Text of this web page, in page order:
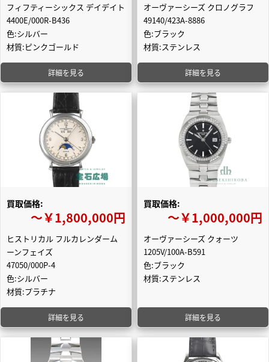
フィフティーシックス デイデイト
4400E/000R-B436
色:シルバー
材質:ピンクゴールド
詳細を見る
オーヴァーシーズ クロノグラフ
49140/423A-8886
色:ブラック
材質:ステンレス
詳細を見る
買取価格:
〜￥1,800,000円
ヒストリカル フルカレンダーム
ーンフェイズ
47050/000P-4
色:シルバー
材質:プラチナ
詳細を見る
買取価格:
〜￥1,000,000円
オーヴァーシーズ クォーツ
1205V/100A-B591
色:ブラック
材質:ステンレス
詳細を見る